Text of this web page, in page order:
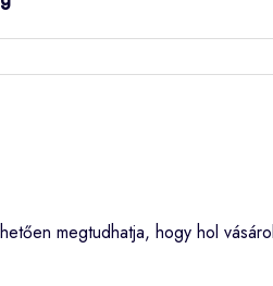
megtudhatja, hogy hol